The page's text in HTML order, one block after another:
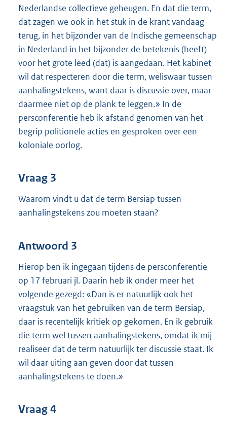
Nederlandse collectieve geheugen. En dat die term,
dat zagen we ook in het stuk in de krant vandaag
terug, in het bijzonder van de Indische gemeenschap
in Nederland in het bijzonder de betekenis (heeft)
voor het grote leed (dat) is aangedaan. Het kabinet
wil dat respecteren door die term, weliswaar tussen
aanhalingstekens, want daar is discussie over, maar
daarmee niet op de plank te leggen.» In de
persconferentie heb ik afstand genomen van het
begrip politionele acties en gesproken over een
koloniale oorlog.
Vraag 3
Waarom vindt u dat de term Bersiap tussen
aanhalingstekens zou moeten staan?
Antwoord 3
Hierop ben ik ingegaan tijdens de persconferentie
op 17 februari jl. Daarin heb ik onder meer het
volgende gezegd: «Dan is er natuurlijk ook het
vraagstuk van het gebruiken van de term Bersiap,
daar is recentelijk kritiek op gekomen. En ik gebruik
die term wel tussen aanhalingstekens, omdat ik mij
realiseer dat de term natuurlijk ter discussie staat. Ik
wil daar uiting aan geven door dat tussen
aanhalingstekens te doen.»
Vraag 4